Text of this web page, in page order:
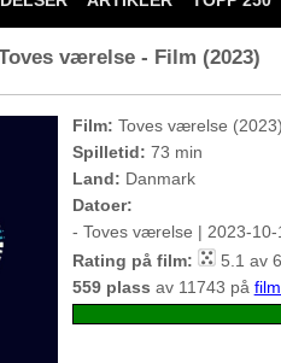
værelse - Film (2023)
Film: Toves værelse (2023)
Spilletid: 73 min
Land: Danmark
Datoer:
- Toves værelse | 2023-
Rating på film:
5.1 av
559 plass av 11743 på